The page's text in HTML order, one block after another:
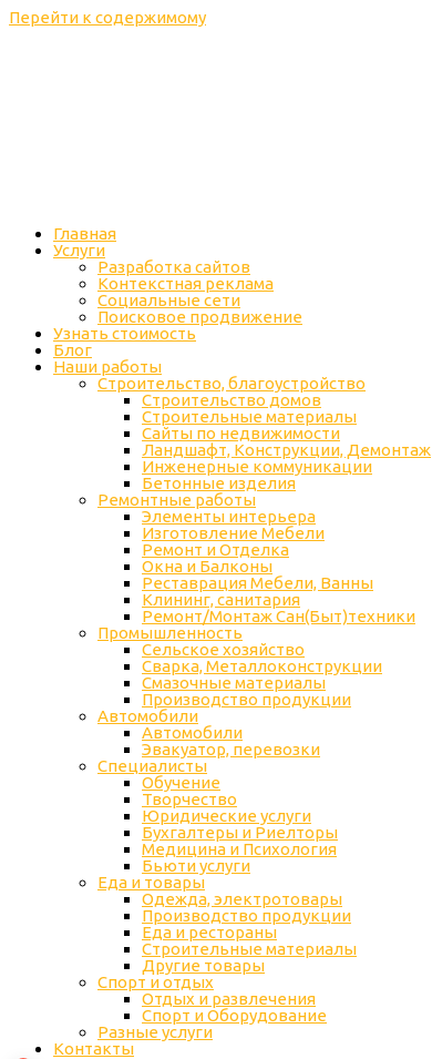
Перейти к содержимому
Главная
Услуги
Разработка сайтов
Контекстная реклама
Социальные сети
Поисковое продвижение
Узнать стоимость
Блог
Наши работы
Строительство, благоустройство
Строительство домов
Строительные материалы
Сайты по недвижимости
Ландшафт, Конструкции, Демонтаж
Инженерные коммуникации
Бетонные изделия
Ремонтные работы
Элементы интерьера
Изготовление Мебели
Ремонт и Отделка
Окна и Балконы
Реставрация Мебели, Ванны
Клининг, санитария
Ремонт/Монтаж Сан(Быт)техники
Промышленность
Cельское хозяйство
Сварка, Металлоконструкции
Cмазочные материалы
Производство продукции
Автомобили
Автомобили
Эвакуатор, перевозки
Специалисты
Обучение
Творчество
Юридические услуги
Бухгалтеры и Риелторы
Медицина и Психология
Бьюти услуги
Еда и товары
Одежда, электротовары
Производство продукции
Еда и рестораны
Строительные материалы
Другие товары
Спорт и отдых
Отдых и развлечения
Спорт и Оборудование
Разные услуги
Контакты